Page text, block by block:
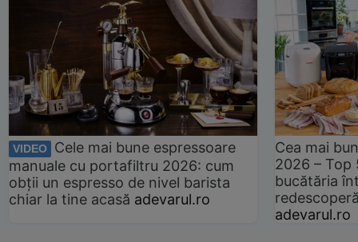
VIDEO
Cele mai bune espressoare
manuale cu portafiltru 2026: cum
obții un espresso de nivel barista
chiar la tine acasă adevarul.ro
Cea mai
2026 –
bucătăria
adevarul.ro